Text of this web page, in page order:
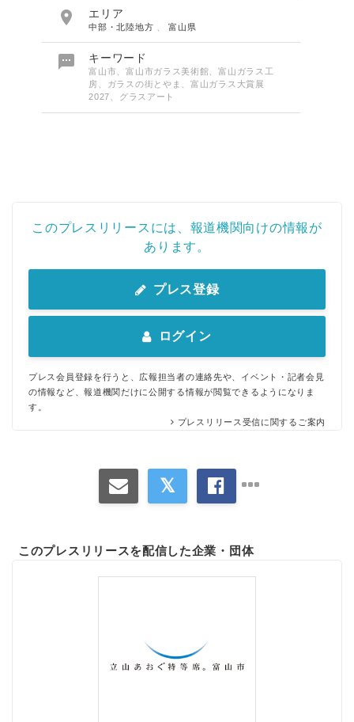
 エリア
中部・北陸地方 、富山県
 キーワード
富山市、富山市ガラス美術館、富山ガラス工
房、ガラスの街とやま、富山ガラス大賞展
2027、グラスアート
このプレスリリースには、報道機関向けの情報が
あります。
プレス登録
ログイン
プレス会員登録を行うと、広報担当者の連絡先や、イベント・記者会見
の情報など、報道機関だけに公開する情報が閲覧できるようになりま
す。
プレスリリース受信に関するご案内
このプレスリリースを配信した企業・団体